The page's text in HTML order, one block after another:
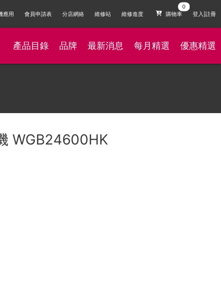
應用 會員申請表 分店網絡 維修站 維修進度 購物車 登入|註冊
產品目錄 品牌 最新消息 每月精選 優惠精選
WGB24600HK